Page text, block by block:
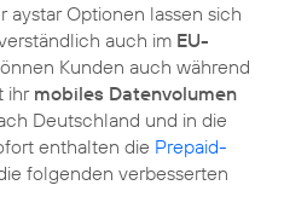
aystar Optionen lassen sich
auch im EU-
Kunden auch während
ihr mobiles Datenvolumen
Deutschland und in die
enthalten die Prepaid-
folgenden verbesserten